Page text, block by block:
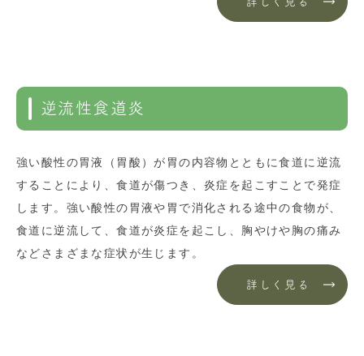
逆流性食道炎
強い酸性の胃液（胃酸）が胃の内容物とともに食道に逆流
することにより、食道が傷つき、炎症を起こすことで発症
します。強い酸性の胃液や胃で消化される途中の食物が、
食道に逆流して、食道が炎症を起こし、胸やけや胸の痛み
などさまざまな症状が生じます。
詳しく見る